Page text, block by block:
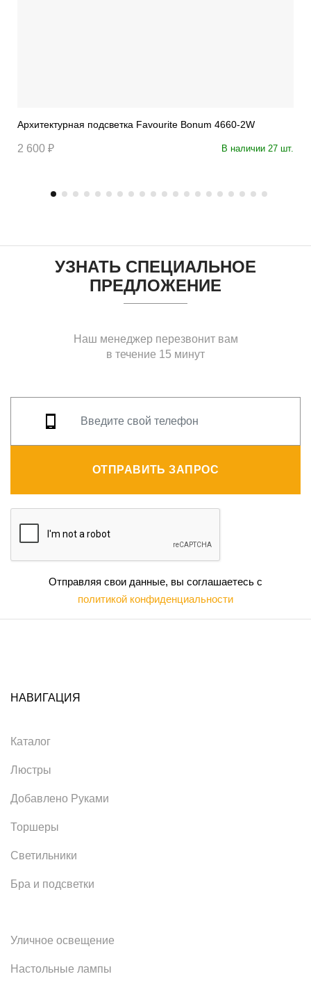
Архитектурная подсветка Favourite Bonum 4660-2W
2 600 ₽ В наличии 27 шт.
УЗНАТЬ СПЕЦИАЛЬНОЕ
ПРЕДЛОЖЕНИЕ
Наш менеджер перезвонит вам
в течение 15 минут
ОТПРАВИТЬ ЗАПРОС
Отправляя свои данные, вы соглашаетесь с
политикой конфиденциальности
НАВИГАЦИЯ
Каталог
Люстры
Добавлено Руками
Торшеры
Светильники
Бра и подсветки
Уличное освещение
Настольные лампы